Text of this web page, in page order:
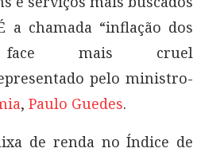
a chamada “inflação dos
mais cruel
pelo ministro-
, Paulo Guedes.
de renda no Índice de